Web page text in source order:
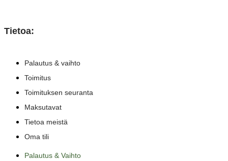
Tietoa:
Palautus & vaihto
Toimitus
Toimituksen seuranta
Maksutavat
Tietoa meistä
Oma tili
Palautus & Vaihto